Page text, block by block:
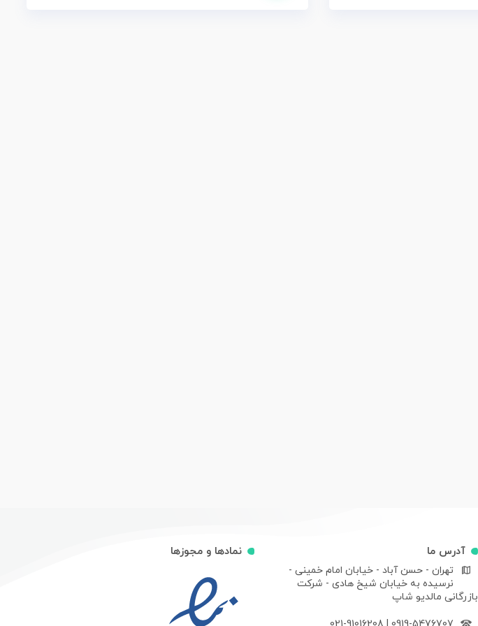
آدرس ما
تهران - حسن آباد - خیابان امام خمینی -
نرسیده به خیابان شیخ هادی - شرکت
بازرگانی مالدیو شاپ
نمادها و مجوزها